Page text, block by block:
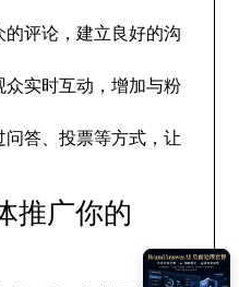
的评论，建立良好的沟
实时互动，增加与粉
答、投票等方式，让
推广你的